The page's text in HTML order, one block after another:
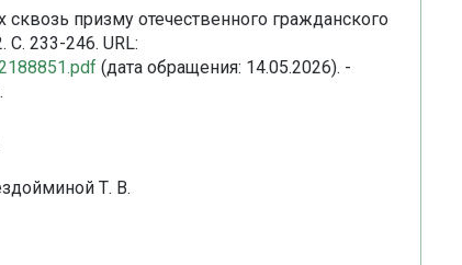
призму отечественного гражданского
233-246. URL:
(дата обращения: 14.05.2026). -
Т. В.